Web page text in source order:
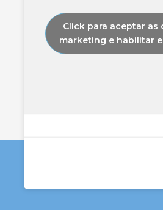
Click para aceptar as
marketing e habilitar